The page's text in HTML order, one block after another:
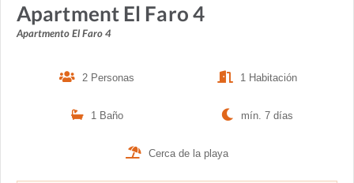
Apartment El Faro 4
Apartmento El Faro 4
2 Personas 1 Habitación
1 Baño mín. 7 días
Cerca de la playa